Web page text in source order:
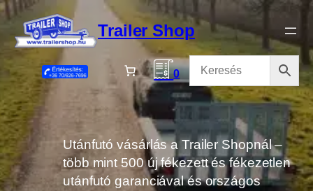
Ugrás
tartalomhoz
Trailer Shop
0
Utánfutó vásárlás a Trailer Shopnál –
több mint 500 új fékezett és fékezetlen
utánfutó garanciával és országos